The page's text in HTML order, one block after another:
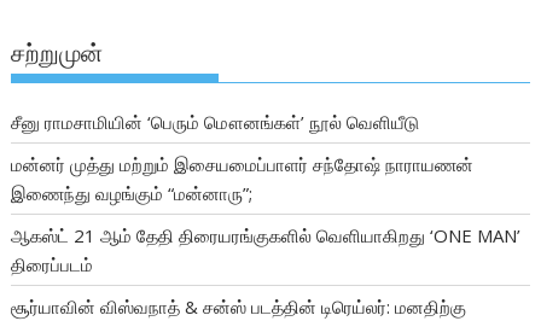
சற்றுமுன்
சீனு ராமசாமியின் ‘பெரும் மௌனங்கள்’ நூல் வெளியீடு
மன்னர் முத்து மற்றும் இசையமைப்பாளர் சந்தோஷ் நாராயணன்
இணைந்து வழங்கும் “மன்னாரு”;
ஆகஸ்ட் 21 ஆம் தேதி திரையரங்குகளில் வெளியாகிறது ‘ONE MAN’
திரைப்படம்
சூர்யாவின் விஸ்வநாத் & சன்ஸ் படத்தின் டிரெய்லர்: மனதிற்கு